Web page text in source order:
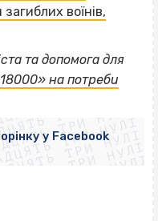
воїнів,
та допомога для
на потреби
ТРИ НУЛІ
ТРИ НУЛІ
ТРИ НУЛІ
ТРИ НУЛІ
ТРИ НУЛІ
ТРИ НУЛІ
ТРИ НУЛІ
ТРИ НУЛІ
у Facebook